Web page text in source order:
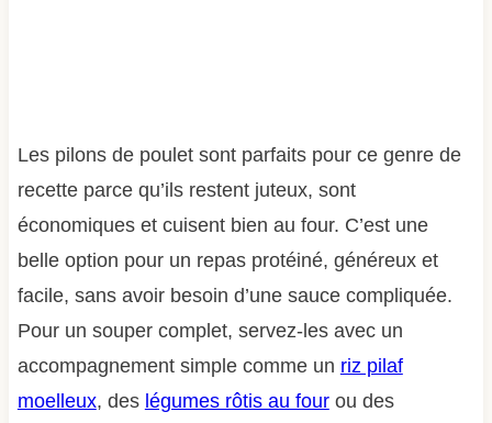
Les pilons de poulet sont parfaits pour ce genre de
recette parce qu’ils restent juteux, sont
économiques et cuisent bien au four. C’est une
belle option pour un repas protéiné, généreux et
facile, sans avoir besoin d’une sauce compliquée.
Pour un souper complet, servez-les avec un
accompagnement simple comme un riz pilaf
moelleux, des légumes rôtis au fourou des